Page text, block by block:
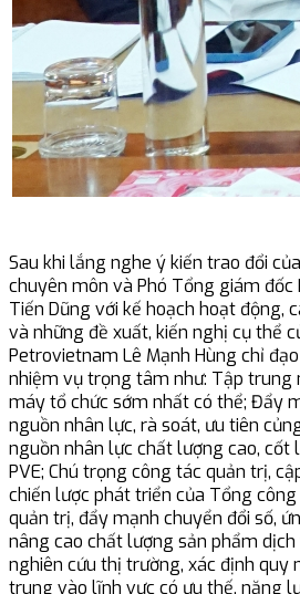
Sau khi lắng nghe ý kiến trao đổi
chuyên môn và Phó Tổng giám
Tiến Dũng với kế hoạch hoạt động,
và những đề xuất, kiến nghị cụ thể
Petrovietnam Lê Mạnh Hùng chỉ
nhiệm vụ trọng tâm như: Tập trung
máy tổ chức sớm nhất có thể; Đẩy
nguồn nhân lực, rà soát, ưu tiên
nguồn nhân lực chất lượng cao, cốt
PVE; Chú trọng công tác quản trị,
chiến lược phát triển của Tổng
quản trị, đẩy mạnh chuyển đổi số,
nâng cao chất lượng sản phẩm dịch
nghiên cứu thị trường, xác định quy
trung vào lĩnh vực có ưu thế, năng